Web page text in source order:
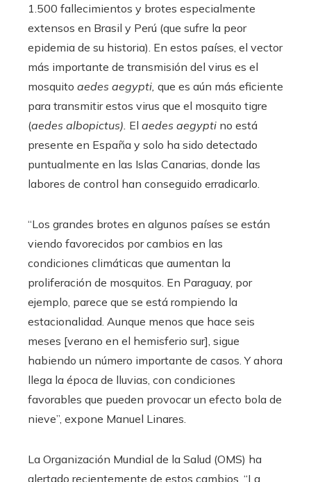
1.500 fallecimientos y brotes especialmente
extensos en Brasil y Perú (que sufre la peor
epidemia de su historia). En estos países, el vector
más importante de transmisión del virus es el
mosquito aedes aegypti, que es aún más eficiente
para transmitir estos virus que el mosquito tigre
(aedes albopictus). El aedes aegypti no está
presente en España y solo ha sido detectado
puntualmente en las Islas Canarias, donde las
labores de control han conseguido erradicarlo.
“Los grandes brotes en algunos países se están
viendo favorecidos por cambios en las
condiciones climáticas que aumentan la
proliferación de mosquitos. En Paraguay, por
ejemplo, parece que se está rompiendo la
estacionalidad. Aunque menos que hace seis
meses [verano en el hemisferio sur], sigue
habiendo un número importante de casos. Y ahora
llega la época de lluvias, con condiciones
favorables que pueden provocar un efecto bola de
nieve”, expone Manuel Linares.
La Organización Mundial de la Salud (OMS) ha
alertado recientemente de estos cambios. “La